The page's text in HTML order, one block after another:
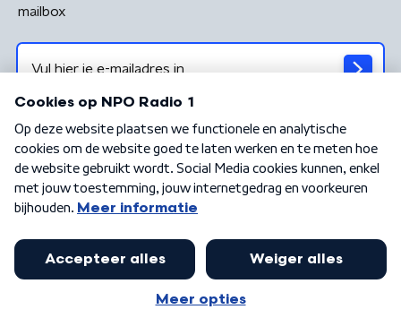
mailbox
Algemene voorwaarden